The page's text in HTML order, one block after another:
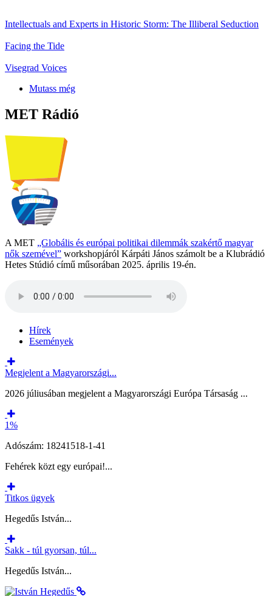
Intellectuals and Experts in Historic Storm: The Illiberal Seduction
Facing the Tide
Visegrad Voices
Mutass még
MET Rádió
A MET „Globális és európai politikai dilemmák szakértő magyar
nők szemével” workshopjáról Kárpáti János számolt be a Klubrádió
Hetes Stúdió című műsorában 2025. április 19-én.
Hírek
Események
Megjelent a Magyarországi...
2026 júliusában megjelent a Magyarországi Európa Társaság ...
1%
Adószám: 18241518-1-41
Fehérek közt egy európai!...
Titkos ügyek
Hegedűs István...
Sakk - túl gyorsan, túl...
Hegedűs István...